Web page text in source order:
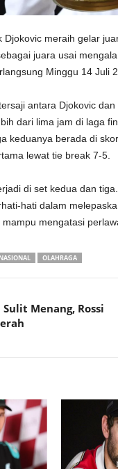
Djokovic meraih gelar
juara usai
Minggu 14 Juli
antara Djokovic
dari lima jam di laga
keduanya berada di
lewat tie break 7-5.
di set kedua dan
hati dalam
mengatasi
OLAHRAGA
Menang, Rossi